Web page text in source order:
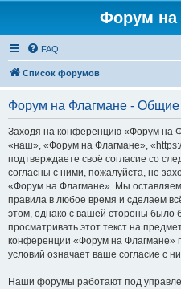
Форум на
FAQ
Список форумов
Форум на Флагмане - Общие
Заходя на конференцию «Форум на
«наш», «Форум на Флагмане»,
подтверждаете своё согласие со
согласны с ними, пожалуйста, не
«Форум на Флагмане». Мы
правила в любое время и сделаем
этом, однако с вашей стороны было
просматривать этот текст на
конференции «Форум на Флагмане»
условий означает ваше согласие с
Наши форумы работают под